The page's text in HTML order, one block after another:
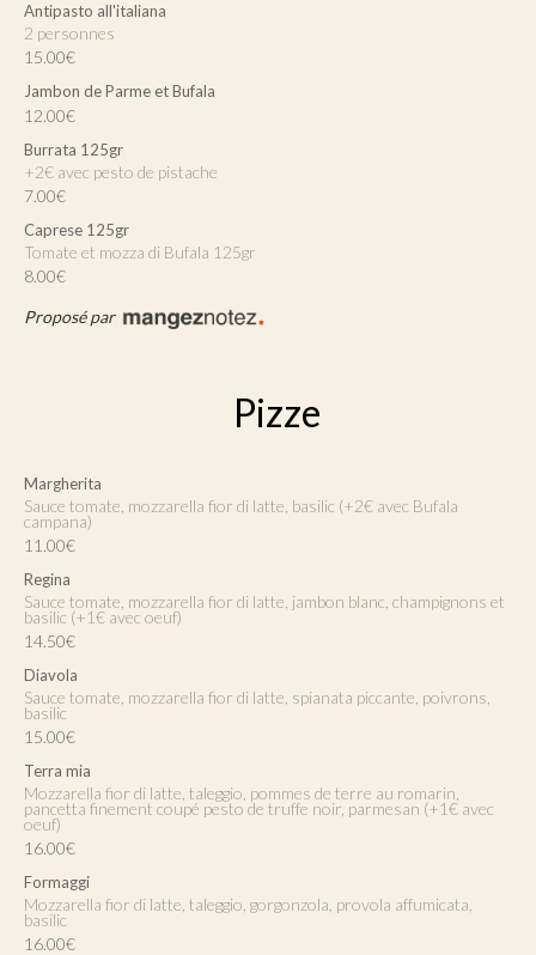
Antipasto all'italiana
2 personnes
15.00€
Jambon de Parme et Bufala
12.00€
Burrata 125gr
+2€ avec pesto de pistache
7.00€
Caprese 125gr
Tomate et mozza di Bufala 125gr
8.00€
Proposé par
Pizze
Margherita
Sauce tomate, mozzarella fior di latte, basilic (+2€ avec Bufala
campana)
11.00€
Regina
Sauce tomate, mozzarella fior di latte, jambon blanc, champignons et
basilic (+1€ avec oeuf)
14.50€
Diavola
Sauce tomate, mozzarella fior di latte, spianata piccante, poivrons,
basilic
15.00€
Terra mia
Mozzarella fior di latte, taleggio, pommes de terre au romarin,
pancetta finement coupé pesto de truffe noir, parmesan (+1€ avec
oeuf)
16.00€
Formaggi
Mozzarella fior di latte, taleggio, gorgonzola, provola affumicata,
basilic
16.00€